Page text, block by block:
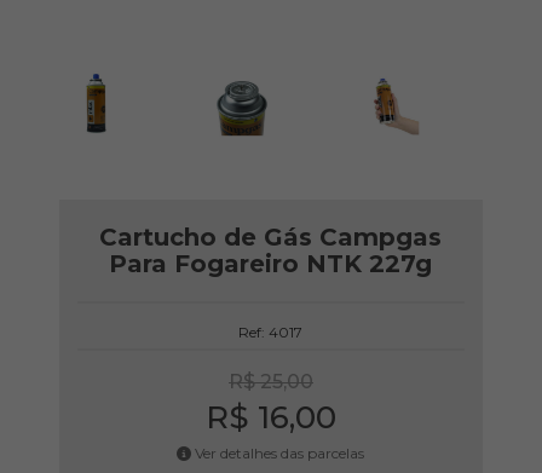
Cartucho de Gás Campgas
Para Fogareiro NTK 227g
Ref: 4017
R$ 25,00
R$ 16,00
Ver detalhes das parcelas